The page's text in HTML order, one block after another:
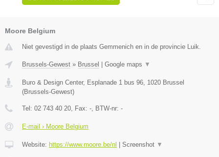
Moore Belgium
Niet gevestigd in de plaats Gemmenich en in de provincie Luik.
Brussels-Gewest » Brussel | Google maps ▼
Buro & Design Center, Esplanade 1 bus 96 1020 Brussel
(Brussels-Gewest)
Tel: 02 743 40 20 , Fax: - , BTW-nr: -
E-mail › Moore Belgium
Website: https://www.moore.be/nl | Screenshot ▼